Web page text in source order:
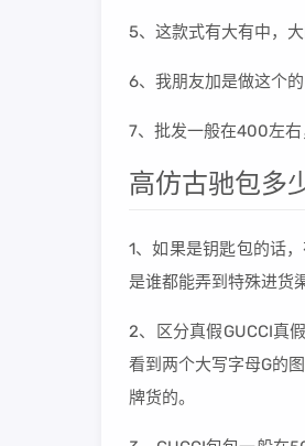
5、这款式有大有中，
6、我朋友加是做这个
7、批发一般在400左右
高仿古驰包多
1、如果是钥匙包的话
是谁都能弄到特殊进货
2、区分真假GUCCI真
看到两个大写字母G的
牌货的。